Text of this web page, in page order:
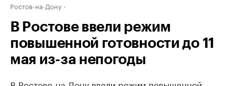
Ростов-на-Дону
В Ростове ввели режим
повышенной готовности до 11
мая из-за непогоды